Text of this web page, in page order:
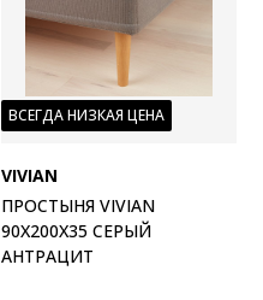
ВСЕГДА НИЗКАЯ ЦЕНА
VIVIAN
ПРОСТЫНЯ VIVIAN
90X200X35 СЕРЫЙ
АНТРАЦИТ